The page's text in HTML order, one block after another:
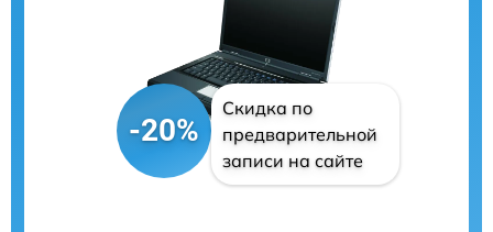
-20%
Скидка по
предварительной
записи на сайте